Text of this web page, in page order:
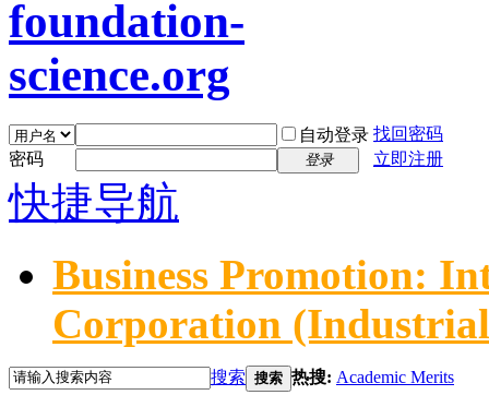
自动登录 找回密码
密码
登录 立即注册
快捷导航
Business Promotion:
Corporation
搜索 搜索 热搜: Academic Merits